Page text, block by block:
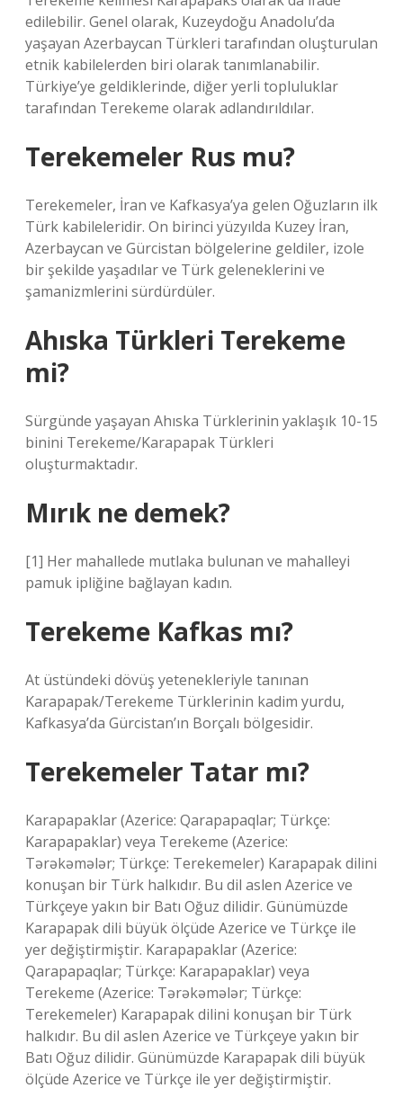
edilebilir. Genel olarak, Kuzeydoğu Anadolu’da
yaşayan Azerbaycan Türkleri tarafından oluşturulan
etnik kabilelerden biri olarak tanımlanabilir.
Türkiye’ye geldiklerinde, diğer yerli topluluklar
tarafından Terekeme olarak adlandırıldılar.
Terekemeler Rus mu?
Terekemeler, İran ve Kafkasya’ya gelen Oğuzların ilk
Türk kabileleridir. On birinci yüzyılda Kuzey İran,
Azerbaycan ve Gürcistan bölgelerine geldiler, izole
bir şekilde yaşadılar ve Türk geleneklerini ve
şamanizmlerini sürdürdüler.
Ahıska Türkleri Terekeme
mi?
Sürgünde yaşayan Ahıska Türklerinin yaklaşık 10-15
binini Terekeme/Karapapak Türkleri
oluşturmaktadır.
Mırık ne demek?
[1] Her mahallede mutlaka bulunan ve mahalleyi
pamuk ipliğine bağlayan kadın.
Terekeme Kafkas mı?
At üstündeki dövüş yetenekleriyle tanınan
Karapapak/Terekeme Türklerinin kadim yurdu,
Kafkasya’da Gürcistan’ın Borçalı bölgesidir.
Terekemeler Tatar mı?
Karapapaklar (Azerice: Qarapapaqlar; Türkçe:
Karapapaklar) veya Terekeme (Azerice:
Tərəkəmələr; Türkçe: Terekemeler) Karapapak dilini
konuşan bir Türk halkıdır. Bu dil aslen Azerice ve
Türkçeye yakın bir Batı Oğuz dilidir. Günümüzde
Karapapak dili büyük ölçüde Azerice ve Türkçe ile
yer değiştirmiştir. Karapapaklar (Azerice:
Qarapapaqlar; Türkçe: Karapapaklar) veya
Terekeme (Azerice: Tərəkəmələr; Türkçe:
Terekemeler) Karapapak dilini konuşan bir Türk
halkıdır. Bu dil aslen Azerice ve Türkçeye yakın bir
Batı Oğuz dilidir. Günümüzde Karapapak dili büyük
ölçüde Azerice ve Türkçe ile yer değiştirmiştir.